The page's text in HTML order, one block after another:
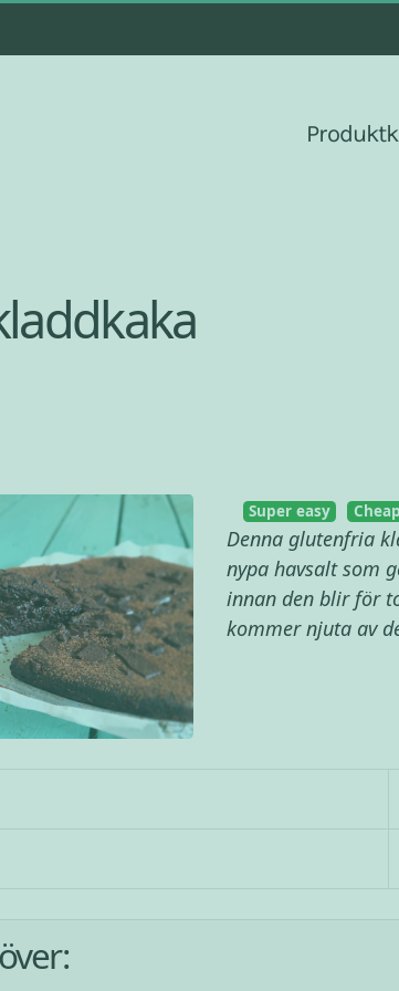
Super easy Cheap
Denna glutenfria
nypa havsalt som
innan den blir för
kommer njuta av